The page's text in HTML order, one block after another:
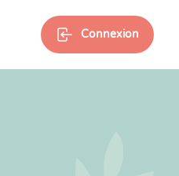
Connexion